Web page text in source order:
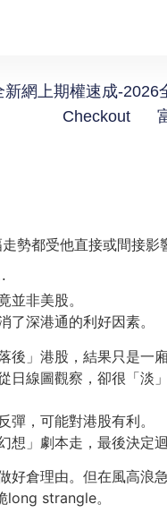
新網上期權速成-2026
Checkout
勢都受他直接或間接
非美股。
深港通的利好因素。
」港股，結果只是一
線圖觀察，卻很「
，可能對港股有利。
」劇本走，最後決定
好倉理由。但在風高
long strangle。